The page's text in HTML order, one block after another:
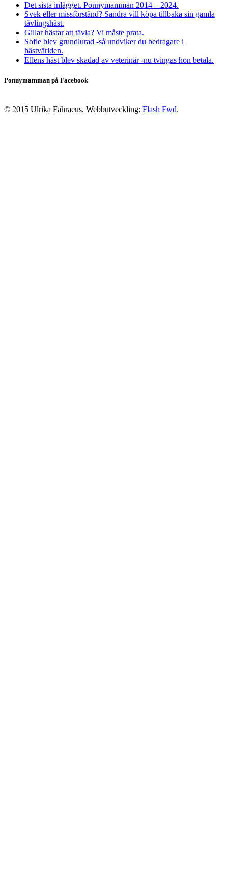
Det sista inlägget. Ponnymamman 2014 – 2024.
Svek eller missförstånd? Sandra vill köpa tillbaka sin gamla
tävlingshäst.
Gillar hästar att tävla? Vi måste prata.
Sofie blev grundlurad -så undviker du bedragare i
hästvärlden.
Ellens häst blev skadad av veterinär -nu tvingas hon betala.
Ponnymamman på Facebook
© 2015 Ulrika Fåhraeus. Webbutveckling: Flash Fwd.